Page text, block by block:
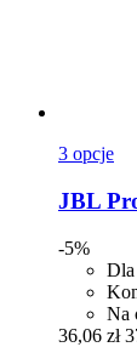
3 opcje
JBL
-5%
Na
36,06 zł